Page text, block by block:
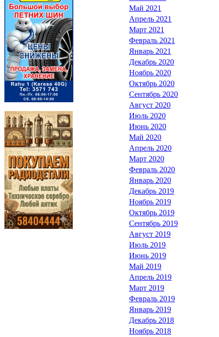
Май 2021
Апрель 2021
Март 2021
Февраль 2021
Январь 2021
Декабрь 2020
Ноябрь 2020
Октябрь 2020
Сентябрь 2020
Август 2020
Июль 2020
Июнь 2020
Май 2020
Апрель 2020
Март 2020
Февраль 2020
Январь 2020
Декабрь 2019
Ноябрь 2019
Октябрь 2019
Сентябрь 2019
Август 2019
Июль 2019
Июнь 2019
Май 2019
Апрель 2019
Март 2019
Февраль 2019
Январь 2019
Декабрь 2018
Ноябрь 2018